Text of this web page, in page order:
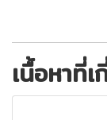
เนื้อหาที่